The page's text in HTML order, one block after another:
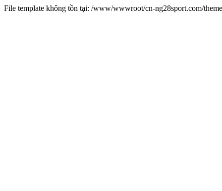
File template không tồn tại: /www/wwwroot/cn-ng28sport.com/